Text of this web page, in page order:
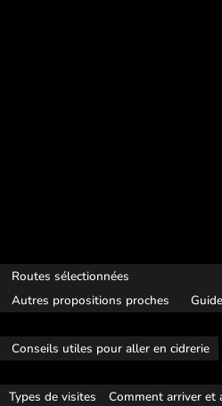
Routes sélectionnées
Autres propositions proches
Conseils utiles pour aller en cidrerie
Types de visites Comment arriver et